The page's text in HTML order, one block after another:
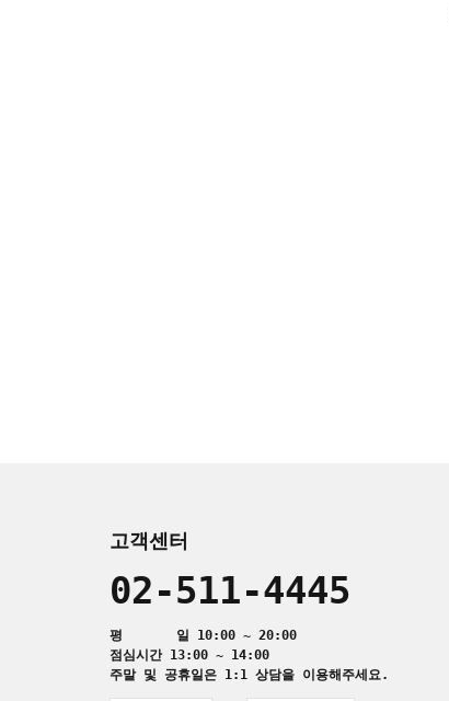
고객센터
02-511-4445
평 일 10:00 ~ 20:00
점심시간 13:00 ~ 14:00
주말 및 공휴일은 1:1 상담을 이용해주세요.